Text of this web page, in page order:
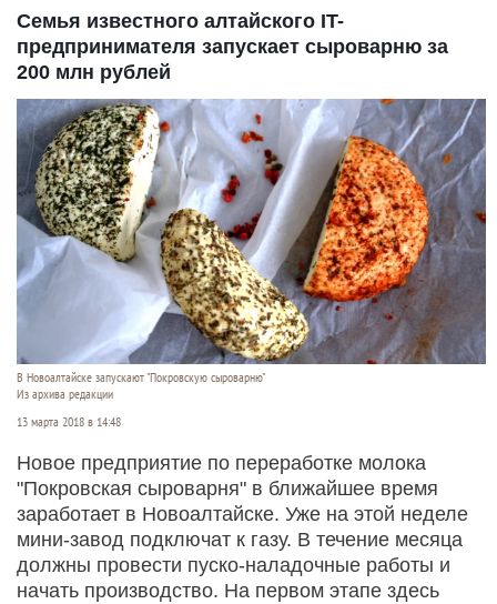
Семья известного алтайского IT-
предпринимателя запускает сыроварню за
200 млн рублей
В Новоалтайске запускают "Покровскую сыроварню"
Из архива редакции
13 марта 2018 в 14:48
Новое предприятие по переработке молока
"Покровская сыроварня" в ближайшее время
заработает в Новоалтайске. Уже на этой неделе
мини-завод подключат к газу. В течение месяца
должны провести пуско-наладочные работы и
начать производство. На первом этапе здесь